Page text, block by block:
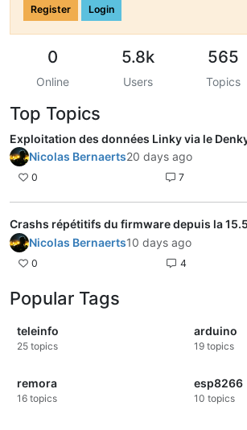
Register Login
0
Online
5.8k
Users
565
Topics
Top Topics
Exploitation des données Linky via le
Nicolas Bernaerts20 days ago
0 7
Crashs répétitifs du firmware depuis la
Nicolas Bernaerts10 days ago
0 4
Popular Tags
teleinfo
25 topics
arduino
19 topics
remora
16 topics
esp8266
10 topics